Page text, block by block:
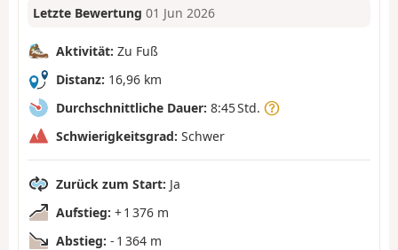
Letzte Bewertung 01 Jun 2026
Aktivität: Zu Fuß
Distanz: 16,96 km
Durchschnittliche Dauer: 8:45 Std.
Schwierigkeitsgrad: Schwer
Zurück zum Start: Ja
Aufstieg: + 1 376 m
Abstieg: - 1 364 m